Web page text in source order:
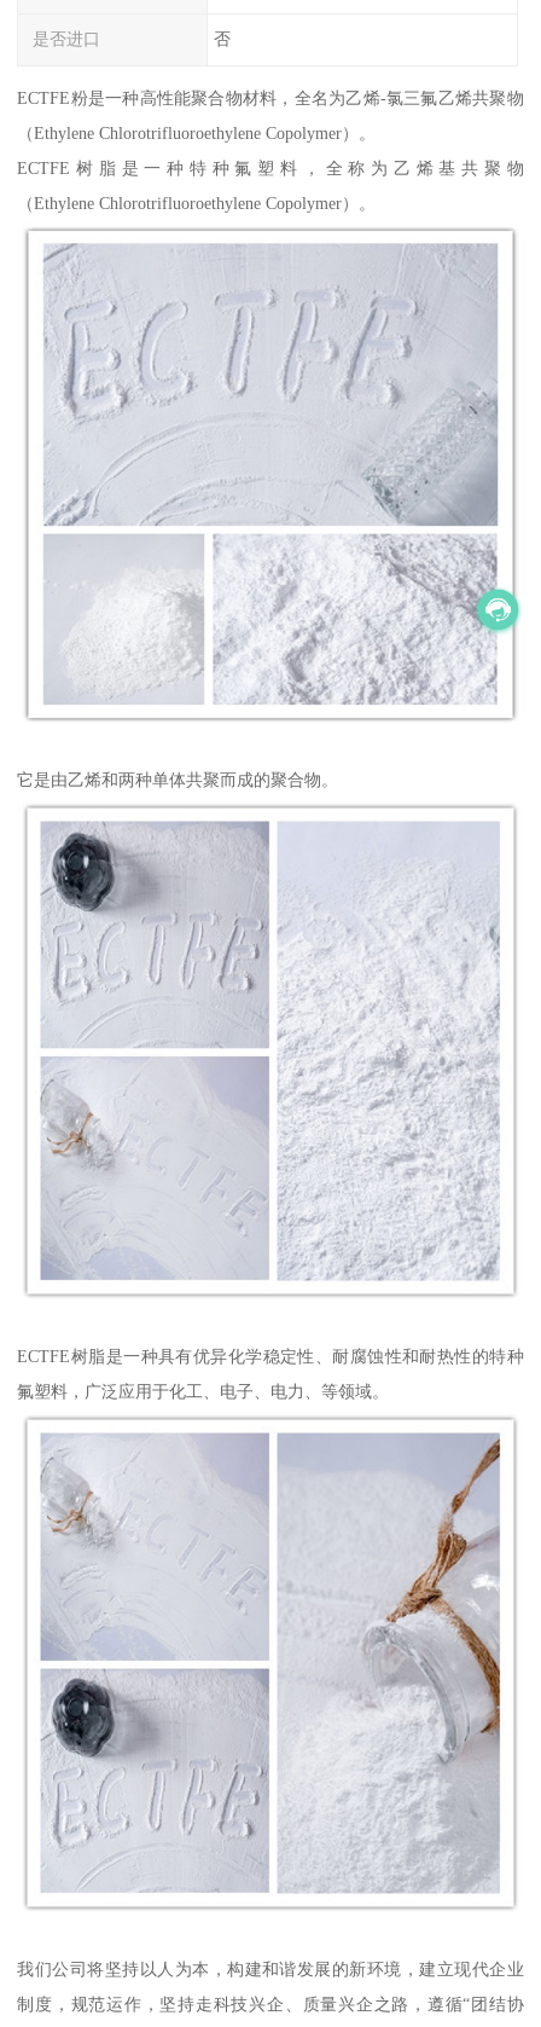
是否进口 否
ECTFE粉是一种高性能聚合物材料，全名为乙烯-氯三氟乙烯共聚物
（Ethylene Chlorotrifluoroethylene Copolymer）。
ECTFE树脂是一种特种氟塑料，全称为乙烯基共聚物
（Ethylene Chlorotrifluoroethylene Copolymer）。
它是由乙烯和两种单体共聚而成的聚合物。
ECTFE树脂是一种具有优异化学稳定性、耐腐蚀性和耐热性的特种
氟塑料，广泛应用于化工、电子、电力、等领域。
我们公司将坚持以人为本，构建和谐发展的新环境，建立现代企业
制度，规范运作，坚持走科技兴企、质量兴企之路，遵循“团结协